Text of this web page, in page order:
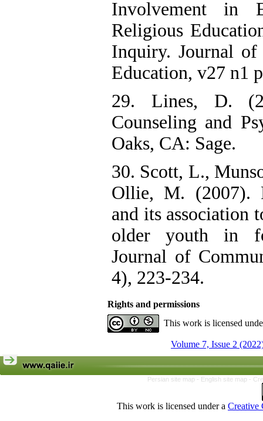
Involvement in
Religious
Inquiry. Journal of
Education, v27 n1
29. Lines, D.
Counseling and
Oaks, CA: Sage.
30. Scott, L.,
Ollie, M. (2007).
and its association
older youth in
Journal of
4), 223-234.
Rights and permissions
This work is licensed
Volume 7, Issue 2
Persian site map - English site map -
This work is licensed under a Creative